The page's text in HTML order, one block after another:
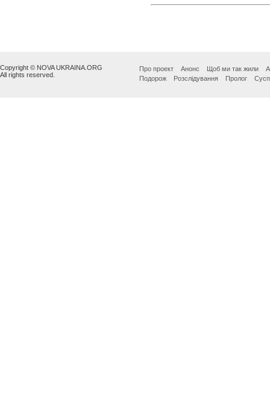
Copyright © NOVA UKRAINA.ORG
All rights reserved.
Про проект Анонс Щоб ми так жили
Подорож
Розслідування Пролог